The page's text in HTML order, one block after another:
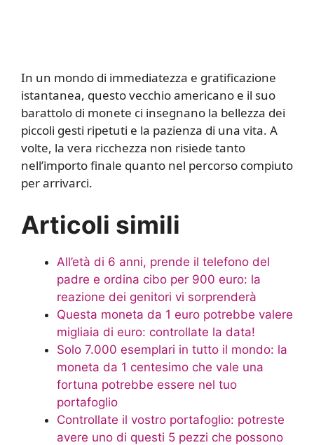
In un mondo di immediatezza e gratificazione
istantanea, questo vecchio americano e il suo
barattolo di monete ci insegnano la bellezza dei
piccoli gesti ripetuti e la pazienza di una vita. A
volte, la vera ricchezza non risiede tanto
nell’importo finale quanto nel percorso compiuto
per arrivarci.
Articoli simili
All’età di 6 anni, prende il telefono del
padre e ordina cibo per 900 euro: la
reazione dei genitori vi sorprenderà
Questa moneta da 1 euro potrebbe valere
migliaia di euro: controllate la data!
Solo 7.000 esemplari in tutto il mondo: la
moneta da 1 centesimo che vale una
fortuna potrebbe essere nel tuo
portafoglio
Controllate il vostro portafoglio: potreste
avere uno di questi 5 pezzi che possono